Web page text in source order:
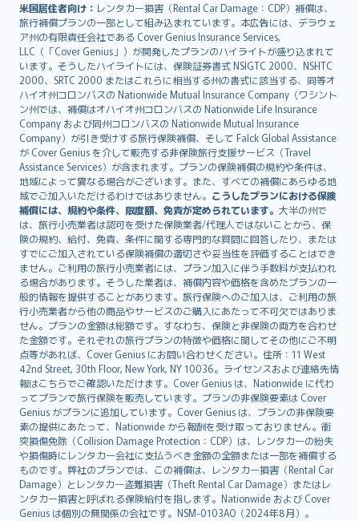
米国居住者向け： レンタカー損害（Rental Car Damage：CDP）補償は、
旅行補償プランの一部として組み込まれています。本広告には、デラウェ
ア州の有限責任会社である Cover Genius Insurance Services,
LLC（「Cover Genius」）が開発したプランのハイライトが盛り込まれて
います。そうしたハイライトには、保険証券書式 NSIGTC 2000、NSHTC
2000、SRTC 2000 またはこれらに相当する州の書式に該当する、同等オ
ハイオ州コロンバスの Nationwide Mutual Insurance Company（ワシント
ン州では、補償はオハイオ州コロンバスの Nationwide Life Insurance
Company および同州コロンバスの Nationwide Mutual Insurance
Company）が引き受けする旅行保険補償、そして Falck Global Assistance
が Cover Genius を介して販売する非保険旅行支援サービス（Travel
Assistance Services）が含まれます。プランの保険補償の規約や条件は、
地域によって異なる場合がございます。また、すべての補償にあらゆる地
域でご加入いただけるわけではありません。 こうしたプランにおける保険
補償には、規約や条件、限度額、免責が定められています。 大半の州で
は、旅行小売業者は認可を受けた保険業者/代理人ではないことから、保
険の規約、給付、免責、条件に関する専門的な質問に回答したり、または
すでにご加入されている保険補償の適切さや妥当性を評価することはでき
ません。ご利用の旅行小売業者には、プラン加入に伴う手数料が支払われ
る場合があります。そうした業者は、補償内容や価格を含めたプランの一
般的情報を提供することがあります。旅行保険へのご加入は、ご利用の旅
行小売業者から他の商品やサービスのご購入にあたって不可欠ではありま
せん。プランの金額は総額です。すなわち、保険と非保険の両方を合わせ
た金額です。それぞれの旅行プランの特徴や価格に関してその他にご不明
点等があれば、Cover Genius にお問い合わせください。住所：11 West
42nd Street, 30th Floor, New York, NY 10036。ライセンスおよび連絡先情
報はこちらでご確認いただけます。Cover Genius は、Nationwide に代わ
ってプランで旅行保険を販売しています。プランの非保険要素は Cover
Genius がプランに追加しています。Cover Genius は、プランの非保険要
素の提供にあたって、Nationwide から報酬を受け取っておりません。衝
突損傷免除（Collision Damage Protection：CDP）は、レンタカーの紛失
や損傷時にレンタカー会社に支払うべき金額の全額または一部を補償する
ものです。弊社のプランでは、この補償は、レンタカー損害（Rental Car
Damage）とレンタカー盗難損害（Theft Rental Car Damage）またはレ
ンタカー損害と呼ばれる保険給付を指します。Nationwide および Cover
Genius は個別の無関係の会社です。NSM-0103AO（2024年8月）。
български
català
Hrvatski
eesti
Ελληνικά
Magyar
Íslenska
Bahasa Indonesia
latviešu
Lietuviškai
Bahasa Melayu
Română
српски
Slovensky
Slovenščina
Українська
Tiếng Việt